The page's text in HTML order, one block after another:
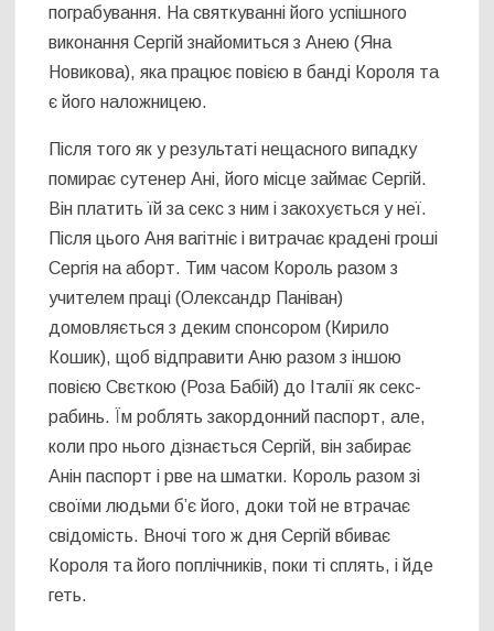
пограбування. На святкуванні його успішного
виконання Сергій знайомиться з Анею (Яна
Новикова), яка працює повією в банді Короля та
є його наложницею.
Після того як у результаті нещасного випадку
помирає сутенер Ані, його місце займає Сергій.
Він платить їй за секс з ним і закохується у неї.
Після цього Аня вагітніє і витрачає крадені гроші
Сергія на аборт. Тим часом Король разом з
учителем праці (Олександр Паніван)
домовляється з деким спонсором (Кирило
Кошик), щоб відправити Аню разом з іншою
повією Свєткою (Роза Бабій) до Італії як секс-
рабинь. Їм роблять закордонний паспорт, але,
коли про нього дізнається Сергій, він забирає
Анін паспорт і рве на шматки. Король разом зі
своїми людьми б’є його, доки той не втрачає
свідомість. Вночі того ж дня Сергій вбиває
Короля та його поплічників, поки ті сплять, і йде
геть.